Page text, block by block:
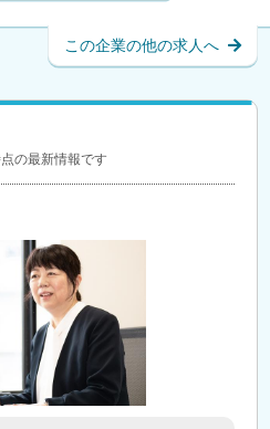
この企業の他の求人へ
の最新情報です